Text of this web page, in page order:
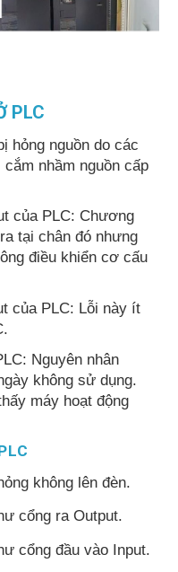
PLC
hỏng nguồn do các
nhầm nguồn cấp
của PLC: Chương
tại chân đó nhưng
điều khiển cơ cấu
của PLC: Lỗi này ít
Nguyên nhân
không sử dụng.
máy hoạt động
không lên đèn.
cổng ra Output.
cổng đầu vào Input.